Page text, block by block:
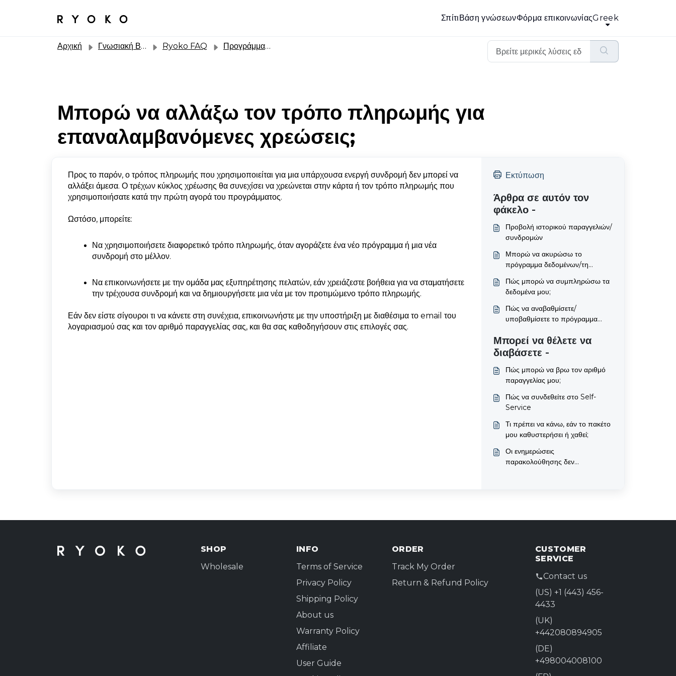
ΣπίτιΒάση γνώσεωνΦόρμα επικοινωνίαςGreek
Αρχική Γνωσιακή Βάση Ryoko FAQ Προγράμματα δεδομένων και συνδρομή
Μπορώ να αλλάξω τον τρόπο πληρωμής για
επαναλαμβανόμενες χρεώσεις;
Προς το παρόν, ο τρόπος πληρωμής που χρησιμοποιείται για μια υπάρχουσα ενεργή συνδρομή δεν μπορεί να
αλλάξει άμεσα. Ο τρέχων κύκλος χρέωσης θα συνεχίσει να χρεώνεται στην κάρτα ή τον τρόπο πληρωμής που
χρησιμοποιήσατε κατά την πρώτη αγορά του προγράμματος.
Ωστόσο, μπορείτε:
Να χρησιμοποιήσετε διαφορετικό τρόπο πληρωμής, όταν αγοράζετε ένα νέο πρόγραμμα ή μια νέα
συνδρομή στο μέλλον.
Να επικοινωνήσετε με την ομάδα μας εξυπηρέτησης πελατών, εάν χρειάζεστε βοήθεια για να σταματήσετε
την τρέχουσα συνδρομή και να δημιουργήσετε μια νέα με τον προτιμώμενο τρόπο πληρωμής.
Εάν δεν είστε σίγουροι τι να κάνετε στη συνέχεια, επικοινωνήστε με την υποστήριξη με διαθέσιμα το email του
λογαριασμού σας και τον αριθμό παραγγελίας σας, και θα σας καθοδηγήσουν στις επιλογές σας.
Εκτύπωση
Άρθρα σε αυτόν τον
φάκελο -
Προβολή ιστορικού παραγγελιών/
συνδρομών
Μπορώ να ακυρώσω το
πρόγραμμα δεδομένων/τη
Πώς μπορώ να συμπληρώσω τα
δεδομένα μου;
Πώς να αναβαθμίσετε/
υποβαθμίσετε το πρόγραμμα
Μπορεί να θέλετε να
διαβάσετε -
Πώς μπορώ να βρω τον αριθμό
παραγγελίας μου;
Πώς να συνδεθείτε στο Self-
Service
Τι πρέπει να κάνω, εάν το πακέτο
μου καθυστερήσει ή χαθεί;
Οι ενημερώσεις
παρακολούθησης δεν
SHOP
Wholesale
INFO
Terms of Service
Privacy Policy
Shipping Policy
About us
Warranty Policy
Affiliate
User Guide
ORDER
Track My Order
Return & Refund Policy
CUSTOMER
SERVICE
Contact us
(US) +1 (443) 456-
4433
(UK)
+442080894905
(DE)
+498004008100